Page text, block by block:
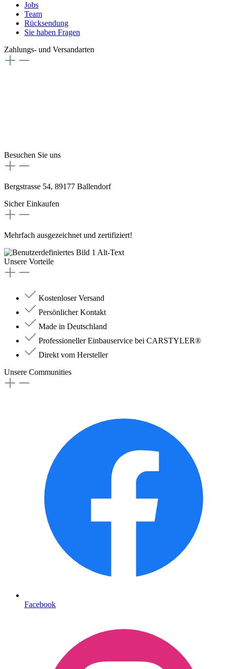
Jobs
Team
Rücksendung
Sie haben Fragen
Zahlungs- und Versandarten
Besuchen Sie uns
Bergstrasse 54, 89177 Ballendorf
Sicher Einkaufen
Mehrfach ausgezeichnet und zertifiziert!
Unsere Vorteile
Kostenloser Versand
Persönlicher Kontakt
Made in Deutschland
Professioneller Einbauservice bei CARSTYLER®
Direkt vom Hersteller
Unsere Communities
Facebook